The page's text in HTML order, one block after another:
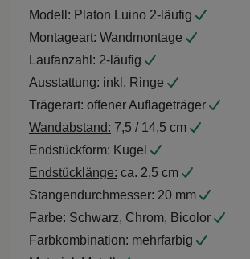
Modell: Platon Luino 2-läufig
Montageart: Wandmontage
Laufanzahl: 2-läufig
Ausstattung: inkl. Ringe
Trägerart: offener Auflageträger
Wandabstand: 7,5 / 14,5 cm
Endstückform: Kugel
Endstücklänge: ca. 2,5 cm
Stangendurchmesser: 20 mm
Farbe: Schwarz, Chrom, Bicolor
Farbkombination: mehrfarbig